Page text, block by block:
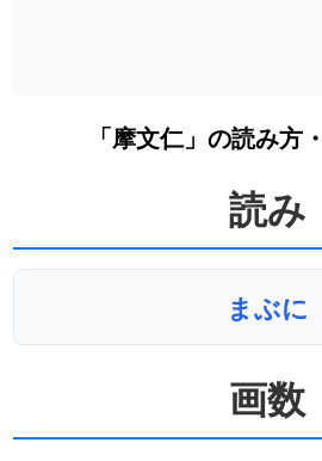
「摩文仁」の読み方
読み
まぶに
画数